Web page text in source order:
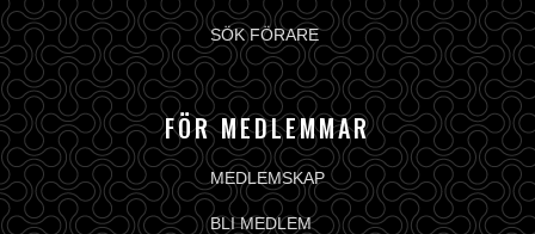
SÖK FÖRARE
FÖR MEDLEMMAR
MEDLEMSKAP
BLI MEDLEM